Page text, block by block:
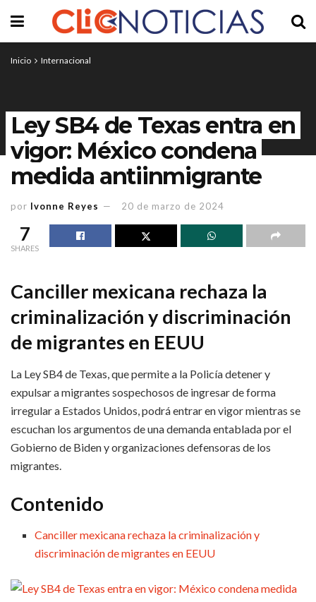
Inicio Internacional
Ley SB4 de Texas entra en
vigor: México condena
medida antiinmigrante
por Ivonne Reyes 20 de marzo de 2024
7
SHARES
Canciller mexicana rechaza la
criminalización y discriminación
de migrantes en EEUU
La Ley SB4 de Texas, que permite a la Policía detener y
expulsar a migrantes sospechosos de ingresar de forma
irregular a Estados Unidos, podrá entrar en vigor mientras se
escuchan los argumentos de una demanda entablada por el
Gobierno de Biden y organizaciones defensoras de los
migrantes.
Contenido
Canciller mexicana rechaza la criminalización y
discriminación de migrantes en EEUU